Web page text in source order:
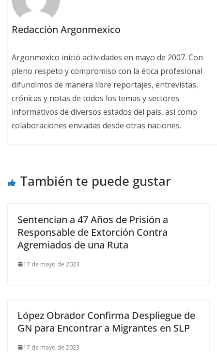
Redacción Argonmexico
Argonmexico inició actividades en mayo de 2007. Con
pleno respeto y compromiso con la ética profesional
difundimos de manera libre reportajes, entrevistas,
crónicas y notas de todos los temas y sectores
informativos de diversos estados del país, así como
colaboraciones enviadas desde otras naciones.
También te puede gustar
Sentencian a 47 Años de Prisión a
Responsable de Extorción Contra
Agremiados de una Ruta
17 de mayo de 2023
López Obrador Confirma Despliegue de
GN para Encontrar a Migrantes en SLP
17 de mayo de 2023